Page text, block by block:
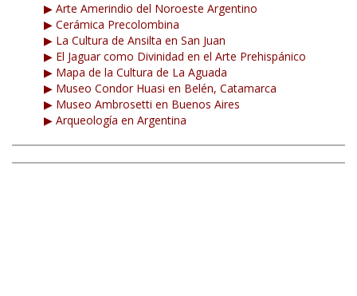
▶ Arte Amerindio del Noroeste Argentino
▶ Cerámica Precolombina
▶ La Cultura de Ansilta en San Juan
▶ El Jaguar como Divinidad en el Arte Prehispánico
▶ Mapa de la Cultura de La Aguada
▶ Museo Condor Huasi en Belén, Catamarca
▶ Museo Ambrosetti en Buenos Aires
▶ Arqueología en Argentina